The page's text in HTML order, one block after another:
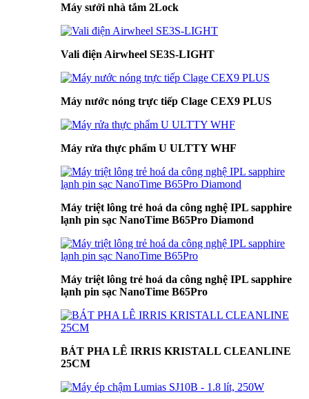
Máy sưởi nhà tắm 2Lock
Vali điện Airwheel SE3S-LIGHT
Máy nước nóng trực tiếp Clage CEX9 PLUS
Máy rửa thực phẩm U ULTTY WHF
Máy triệt lông trẻ hoá da công nghệ IPL sapphire
lạnh pin sạc NanoTime B65Pro Diamond
Máy triệt lông trẻ hoá da công nghệ IPL sapphire
lạnh pin sạc NanoTime B65Pro
BÁT PHA LÊ IRRIS KRISTALL CLEANLINE
25CM